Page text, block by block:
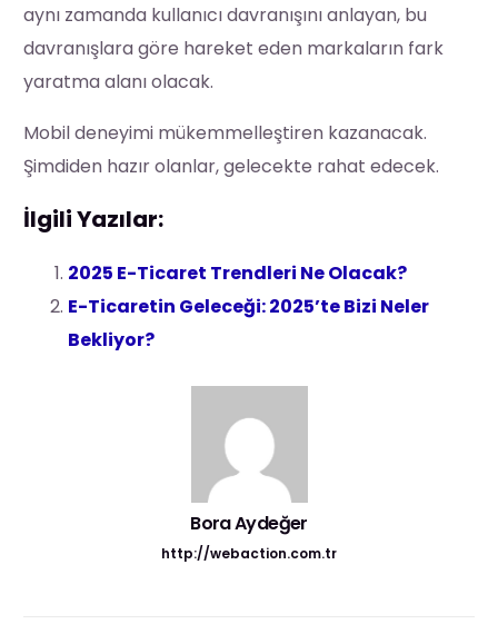
aynı zamanda kullanıcı davranışını anlayan, bu
davranışlara göre hareket eden markaların fark
yaratma alanı olacak.
Mobil deneyimi mükemmelleştiren kazanacak.
Şimdiden hazır olanlar, gelecekte rahat edecek.
İlgili Yazılar:
2025 E-Ticaret Trendleri Ne Olacak?
E-Ticaretin Geleceği: 2025’te Bizi Neler
Bekliyor?
Bora Aydeğer
http://webaction.com.tr